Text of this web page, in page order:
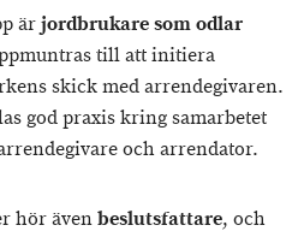
ärjordbrukare som odlar
till att initiera
skick med arrendegivaren.
god praxis kring samarbetet
och arrendator.
hör ävenbeslutsfattare, och